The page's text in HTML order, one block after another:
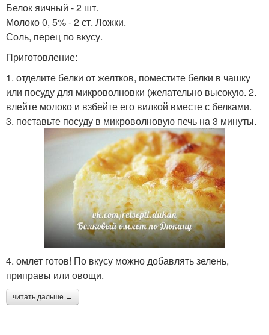
Белок яичный - 2 шт.
Молоко 0, 5% - 2 ст. Ложки.
Соль, перец по вкусу.
Приготовление:
1. отделите белки от желтков, поместите белки в чашку
или посуду для микроволновки (желательно высокую. 2.
влейте молоко и взбейте его вилкой вместе с белками.
3. поставьте посуду в микроволновую печь на 3 минуты.
4. омлет готов! По вкусу можно добавлять зелень,
приправы или овощи.
читать дальше →